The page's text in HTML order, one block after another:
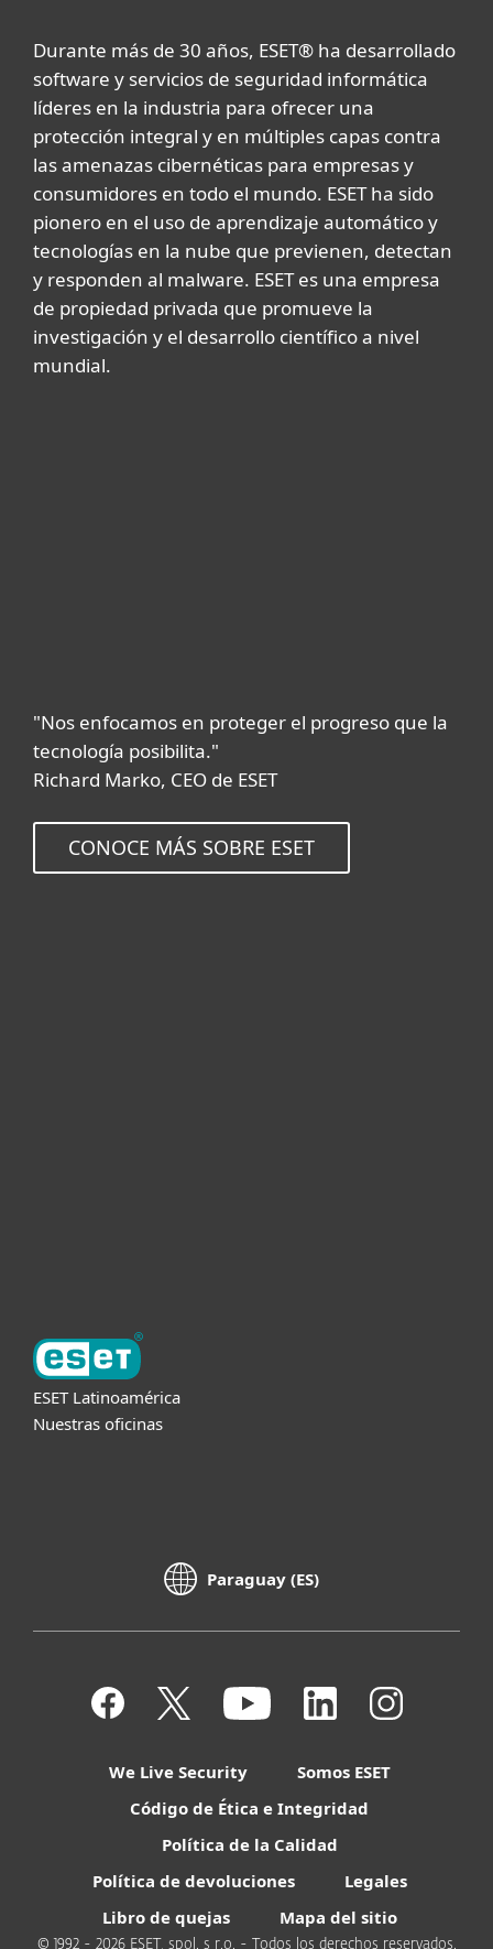
Durante más de 30 años, ESET® ha desarrollado
software y servicios de seguridad informática
líderes en la industria para ofrecer una
protección integral y en múltiples capas contra
las amenazas cibernéticas para empresas y
consumidores en todo el mundo. ESET ha sido
pionero en el uso de aprendizaje automático y
tecnologías en la nube que previenen, detectan
y responden al malware. ESET es una empresa
de propiedad privada que promueve la
investigación y el desarrollo científico a nivel
mundial.
"Nos enfocamos en proteger el progreso que la
tecnología posibilita."
Richard Marko, CEO de ESET
CONOCE MÁS SOBRE ESET
ESET Latinoamérica
Nuestras oficinas
Paraguay (ES)
We Live Security
Somos ESET
Código de Ética e Integridad
Política de la Calidad
Política de devoluciones
Legales
Libro de quejas
Mapa del sitio
© 1992 - 2026 ESET, spol. s r.o. - Todos los derechos reservados.